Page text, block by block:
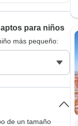
para niños
más pequeño:
de un tamaño